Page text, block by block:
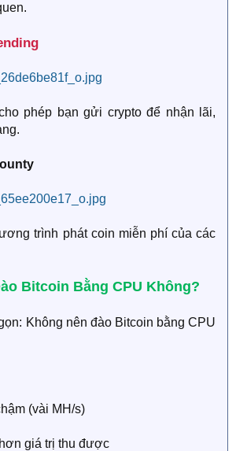
phép bạn gửi crypto để nhận lãi,
trình phát coin miễn phí của các
Bitcoin Bằng CPU Không?​
Không nên đào Bitcoin bằng CPU
(vài MH/s)
giá trị thu được